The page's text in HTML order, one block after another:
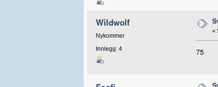
Wildwolf
Nykommer
Innlegg: 4
«
75